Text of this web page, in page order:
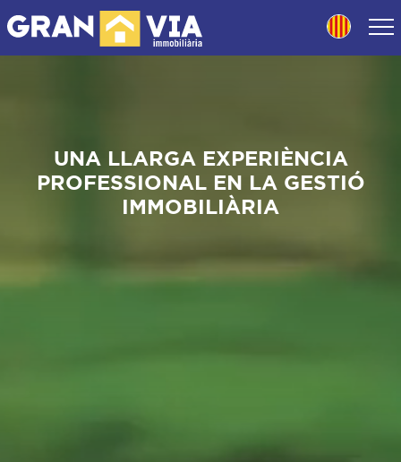
UNA LLARGA EXPERIÈNCIA
PROFESSIONAL EN LA GESTIÓ
IMMOBILIÀRIA